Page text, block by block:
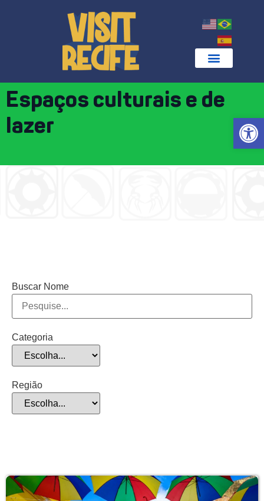
Abrir
Espaços culturais e de
lazer
Buscar Nome
Categoria
Região